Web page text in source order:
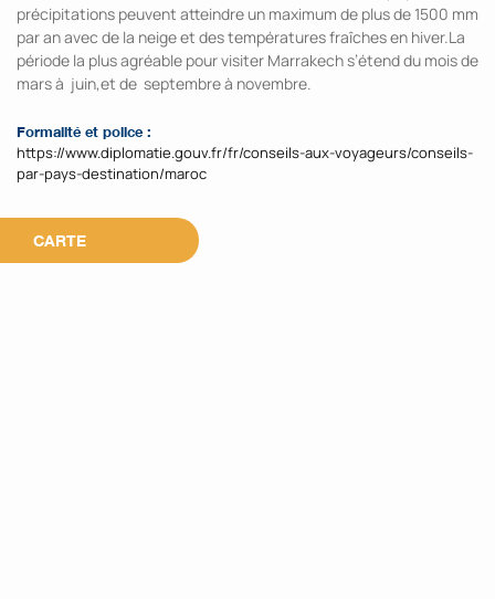
précipitations peuvent atteindre un maximum de plus de 1500 mm
par an avec de la neige et des températures fraîches en hiver.La
période la plus agréable pour visiter Marrakech s’étend du mois de
mars à juin,et de septembre à novembre.
Formalité et police :
https://www.diplomatie.gouv.fr/fr/conseils-aux-voyageurs/conseils-
par-pays-destination/maroc
CARTE